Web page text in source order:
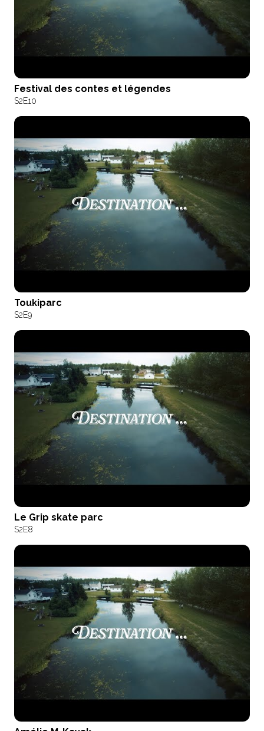
Festival des contes et légendes
S2E10
Toukiparc
S2E9
Le Grip skate parc
S2E8